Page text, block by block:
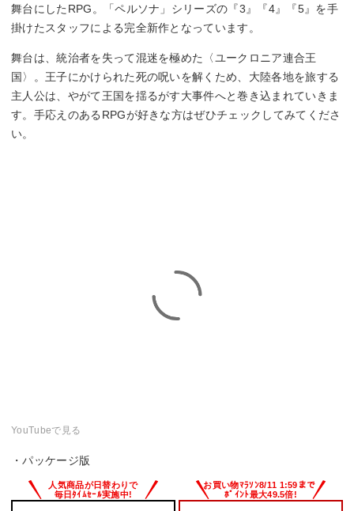
舞台にしたRPG。「ペルソナ」シリーズの『3』『4』『5』を手
掛けたスタッフによる完全新作となっています。
舞台は、統治者を失って混迷を極めた〈ユークロニア連合王
国〉。王子にかけられた死の呪いを解くため、大陸各地を旅する
主人公は、やがて王国を揺るがす大事件へと巻き込まれていきま
す。手応えのあるRPGが好きな方はぜひチェックしてみてくださ
い。
YouTubeで見る
・パッケージ版